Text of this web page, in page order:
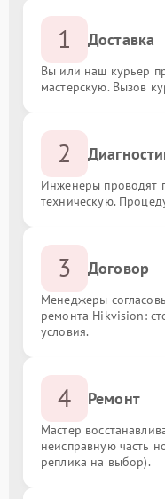
1 Доставка
Вы или наш курьер
мастерскую. Вызов
2
Инженеры проводят
техническую.
3 Договор
Менеджеры
ремонта Hikvision:
условия.
4 Ремонт
Мастер
неисправную часть
реплика на выбор).